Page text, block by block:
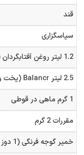
قند
سپاسگزاری
1.2 لیتر روغن آفتابگردان (کباب)
2.5 لیتر Balancr (پخت و پز)
1 گرم ماهی در قوطی
مقررات 2 گرم
خمیر گوجه فرنگی (1 دوز گرم)